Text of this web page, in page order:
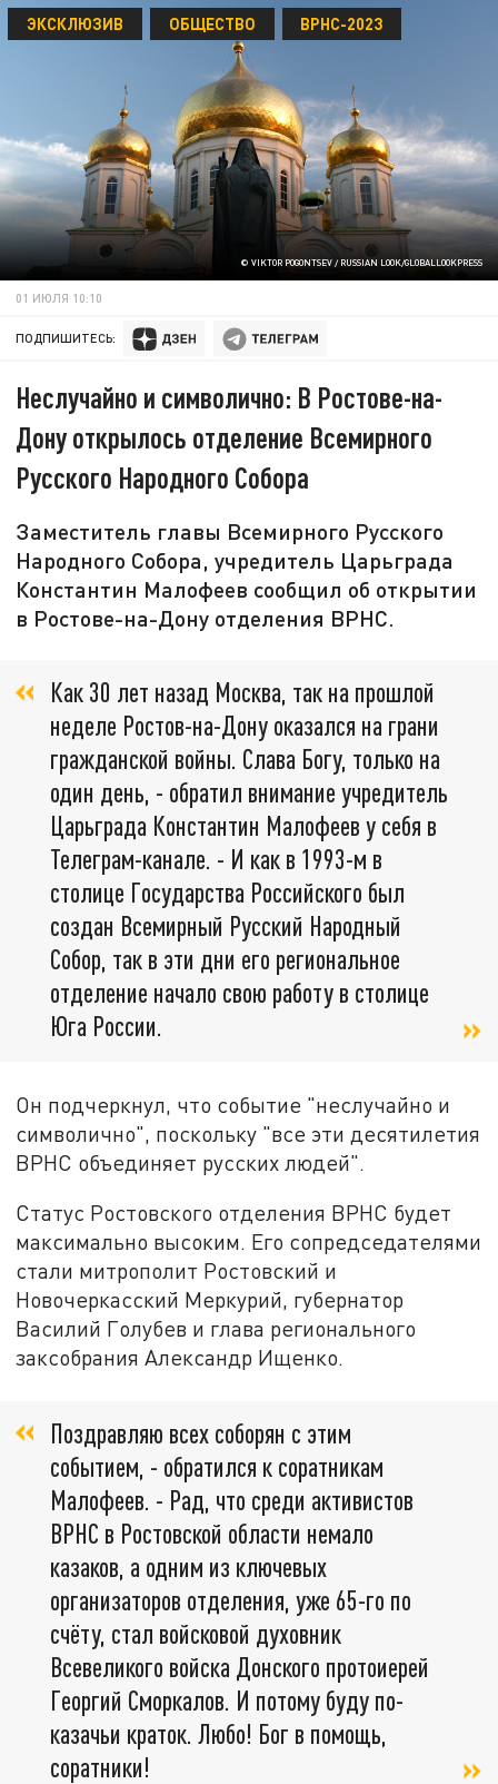
© VIKTOR POGONTSEV / RUSSIAN LOOK/GLOBALLOOKPRESS
ЭКСКЛЮЗИВ ОБЩЕСТВО ВРНС-2023
01 ИЮЛЯ 10:10
ПОДПИШИТЕСЬ:
Неслучайно и символично: В Ростове-на-
Дону открылось отделение Всемирного
Русского Народного Собора
Заместитель главы Всемирного Русского
Народного Собора, учредитель Царьграда
Константин Малофеев сообщил об открытии
в Ростове-на-Дону отделения ВРНС.
Как 30 лет назад Москва, так на прошлой
неделе Ростов-на-Дону оказался на грани
гражданской войны. Слава Богу, только на
один день, - обратил внимание учредитель
Царьграда Константин Малофеев у себя в
Телеграм-канале. - И как в 1993-м в
столице Государства Российского был
создан Всемирный Русский Народный
Собор, так в эти дни его региональное
отделение начало свою работу в столице
Юга России.
Он подчеркнул, что событие "неслучайно и
символично", поскольку "все эти десятилетия
ВРНС объединяет русских людей".
Статус Ростовского отделения ВРНС будет
максимально высоким. Его сопредседателями
стали митрополит Ростовский и
Новочеркасский Меркурий, губернатор
Василий Голубев и глава регионального
заксобрания Александр Ищенко.
Поздравляю всех соборян с этим
событием, - обратился к соратникам
Малофеев. - Рад, что среди активистов
ВРНС в Ростовской области немало
казаков, а одним из ключевых
организаторов отделения, уже 65-го по
счёту, стал войсковой духовник
Всевеликого войска Донского протоиерей
Георгий Сморкалов. И потому буду по-
казачьи краток. Любо! Бог в помощь,
соратники!